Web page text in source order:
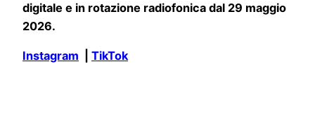
digitale e in rotazione radiofonica dal 29 maggio
2026.
Instagram TikTok